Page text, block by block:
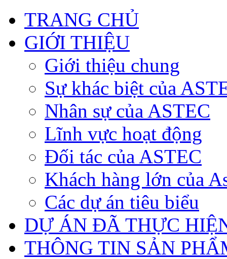
TRANG CHỦ
GIỚI THIỆU
Giới thiệu chung
Sự khác biệt của
Nhân sự của ASTEC
Lĩnh vực hoạt động
Đối tác của ASTEC
Khách hàng lớn của
Các dự án tiêu biểu
DỰ ÁN ĐÃ THỰC
THÔNG TIN SẢN